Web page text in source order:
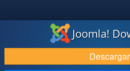
DESCARGAR & EXTENDER
DESCUBRE & APRENDE
Joomla!
Descargar